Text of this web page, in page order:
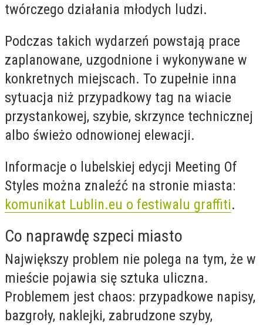
twórczego działania młodych ludzi.
Podczas takich wydarzeń powstają prace
zaplanowane, uzgodnione i wykonywane w
konkretnych miejscach. To zupełnie inna
sytuacja niż przypadkowy tag na wiacie
przystankowej, szybie, skrzynce technicznej
albo świeżo odnowionej elewacji.
Informacje o lubelskiej edycji Meeting Of
Styles można znaleźć na stronie miasta:
komunikat Lublin.eu o festiwalu graffiti.
Co naprawdę szpeci miasto
Największy problem nie polega na tym, że w
mieście pojawia się sztuka uliczna.
Problemem jest chaos: przypadkowe napisy,
bazgroły, naklejki, zabrudzone szyby,